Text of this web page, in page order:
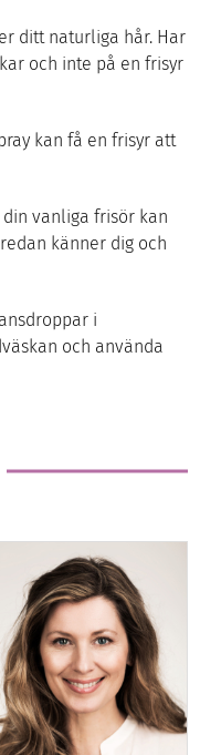
ditt naturliga hår. Har
och inte på en frisyr
kan få en frisyr att
vanliga frisör kan
känner dig och
i
och använda